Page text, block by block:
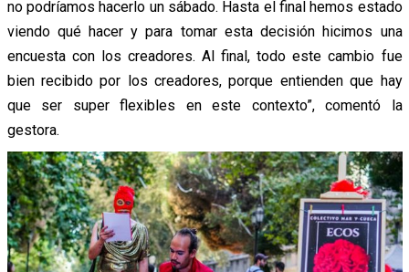
no podríamos hacerlo un sábado. Hasta el final hemos estado
viendo qué hacer y para tomar esta decisión hicimos una
encuesta con los creadores. Al final, todo este cambio fue
bien recibido por los creadores, porque entienden que hay
que ser super flexibles en este contexto”, comentó la
gestora.